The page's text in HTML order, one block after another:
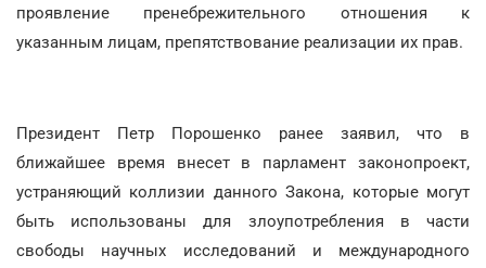
проявление пренебрежительного отношения к
указанным лицам, препятствование реализации их прав.
Президент Петр Порошенко ранее заявил, что в
ближайшее время внесет в парламент законопроект,
устраняющий коллизии данного Закона, которые могут
быть использованы для злоупотребления в части
свободы научных исследований и международного